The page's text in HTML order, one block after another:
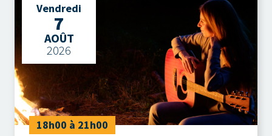
Vendredi
7
AOÛT
2026
18h00 à 21h00